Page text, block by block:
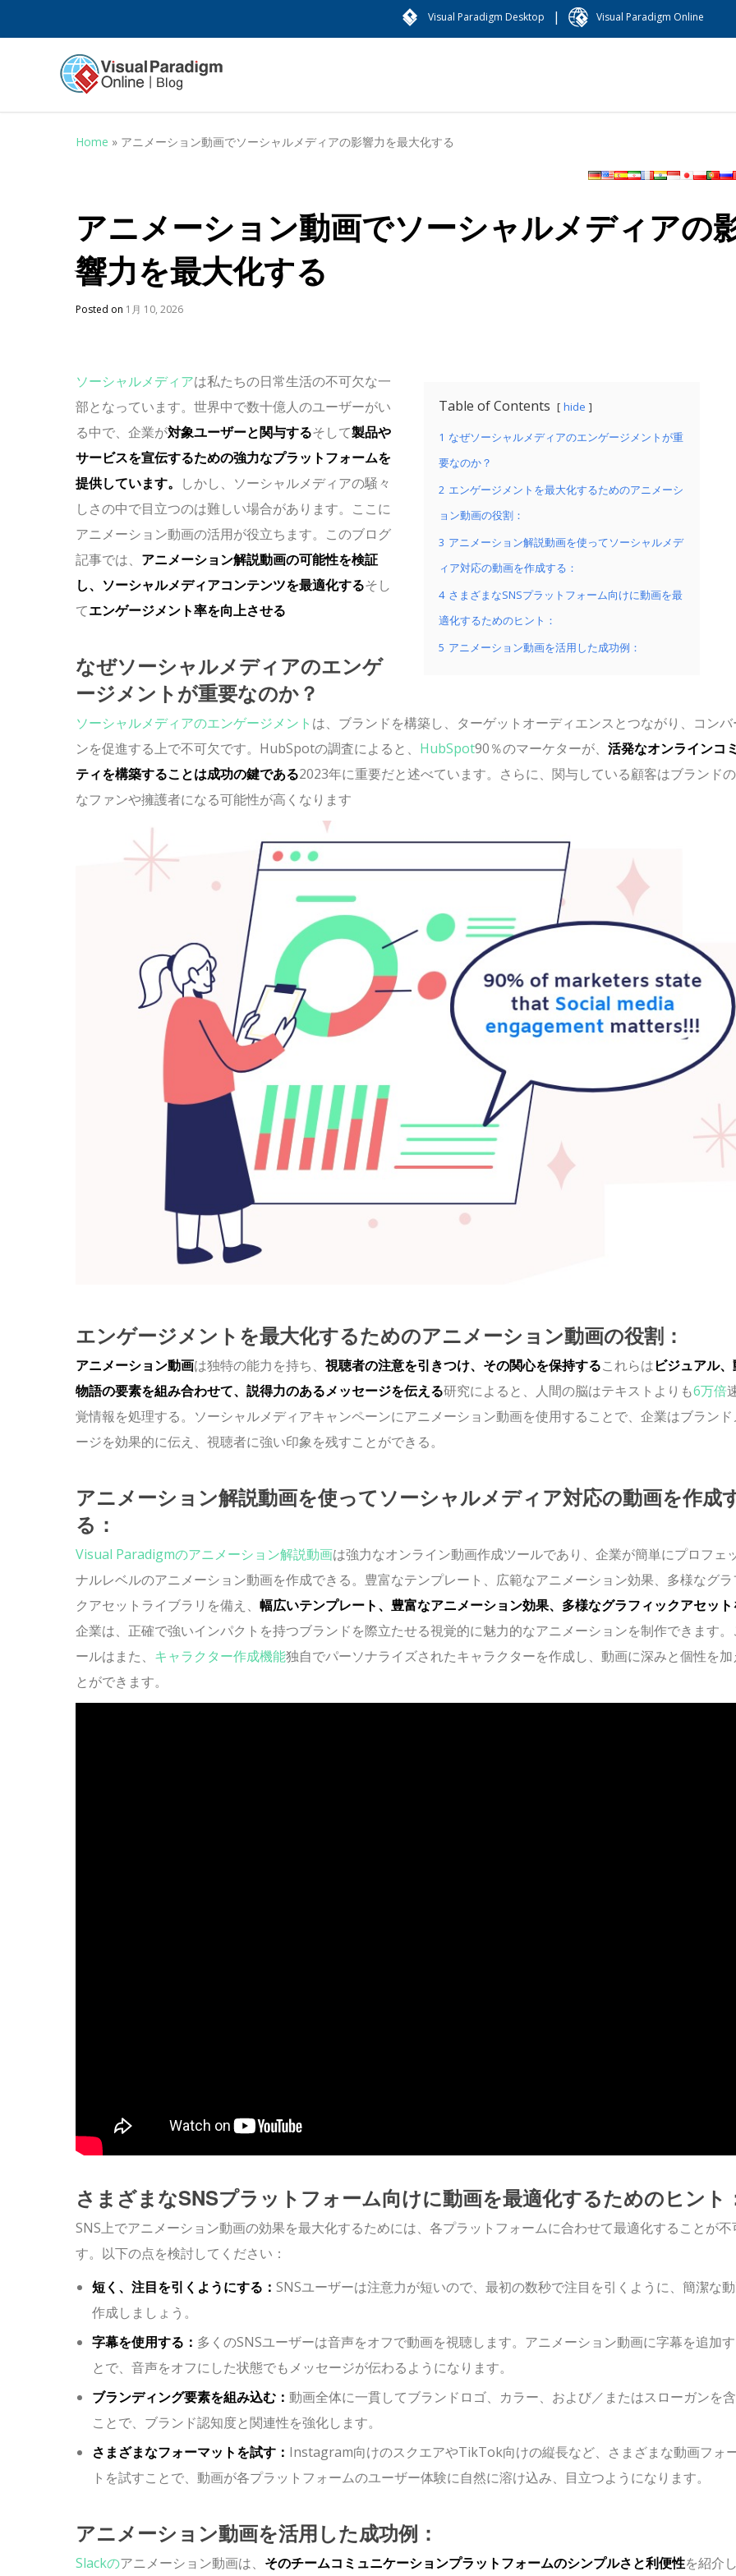
Visual Paradigm Desktop | Visual Paradigm Online
Home » アニメーション動画でソーシャルメディアの影響力を最大化する
アニメーション動画でソーシャルメディアの
響力を最大化する
Posted on 1月 10, 2026
Table of Contents hide
1 なぜソーシャルメディアのエンゲージメントが重
要なのか？
2 エンゲージメントを最大化するためのアニメーシ
ョン動画の役割：
3 アニメーション解説動画を使ってソーシャルメデ
ィア対応の動画を作成する：
4 さまざまなSNSプラットフォーム向けに動画を最
適化するためのヒント：
5 アニメーション動画を活用した成功例：
ソーシャルメディアは私たちの日常生活の不可欠な一
部となっています。世界中で数十億人のユーザーがい
る中で、企業が対象ユーザーと関与するそして製品や
サービスを宣伝するための強力なプラットフォームを
提供しています。 しかし、ソーシャルメディアの騒々
しさの中で目立つのは難しい場合があります。ここに
アニメーション動画の活用が役立ちます。このブログ
記事では、 アニメーション解説動画の可能性を検証
し、ソーシャルメディアコンテンツを最適化するそし
てエンゲージメント率を向上させる
なぜソーシャルメディアのエンゲ
ージメントが重要なのか？
ソーシャルメディアのエンゲージメント は、ブランドを構築し、ターゲットオーディエンスとつながり、コン
ンを促進する上で不可欠です。HubSpotの調査によると、 HubSpot90％のマーケターが、 活発なオンラインコ
ティを構築することは成功の鍵である2023年に重要だと述べています。さらに、関与している顧客はブランド
なファンや擁護者になる可能性が高くなります
エンゲージメントを最大化するためのアニメーション動画の役割：
アニメーション動画は独特の能力を持ち、 視聴者の注意を引きつけ、その関心を保持するこれらはビジュアル
物語の要素を組み合わせて、説得力のあるメッセージを伝える研究によると、人間の脳はテキストよりも6万倍
覚情報を処理する。ソーシャルメディアキャンペーンにアニメーション動画を使用することで、企業はブラン
ージを効果的に伝え、視聴者に強い印象を残すことができる。
アニメーション解説動画を使ってソーシャルメディア対応の動画を作成
る：
Visual Paradigmのアニメーション解説動画は強力なオンライン動画作成ツールであり、企業が簡単にプロフェ
ナルレベルのアニメーション動画を作成できる。豊富なテンプレート、広範なアニメーション効果、多様なグ
クアセットライブラリを備え、 幅広いテンプレート、豊富なアニメーション効果、多様なグラフィックアセッ
企業は、正確で強いインパクトを持つブランドを際立たせる視覚的に魅力的なアニメーションを制作できます
ールはまた、 キャラクター作成機能独自でパーソナライズされたキャラクターを作成し、動画に深みと個性を
とができます。
さまざまなSNSプラットフォーム向けに動画を最適化するためのヒント
SNS上でアニメーション動画の効果を最大化するためには、各プラットフォームに合わせて最適化することが不
す。以下の点を検討してください：
短く、注目を引くようにする： SNSユーザーは注意力が短いので、最初の数秒で注目を引くように、簡潔な
作成しましょう。
字幕を使用する： 多くのSNSユーザーは音声をオフで動画を視聴します。アニメーション動画に字幕を追加
とで、音声をオフにした状態でもメッセージが伝わるようになります。
ブランディング要素を組み込む： 動画全体に一貫してブランドロゴ、カラー、および／またはスローガンを
ことで、ブランド認知度と関連性を強化します。
さまざまなフォーマットを試す： Instagram向けのスクエアやTikTok向けの縦長など、さまざまな動画フォ
トを試すことで、動画が各プラットフォームのユーザー体験に自然に溶け込み、目立つようになります。
アニメーション動画を活用した成功例：
Slackのアニメーション動画は、 そのチームコミュニケーションプラットフォームのシンプルさと利便性を紹介